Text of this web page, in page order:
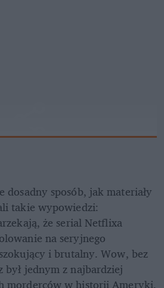
sposób, jak materiały
takie wypowiedzi:
na seryjnego
i brutalny. Wow, bez
był jednym z najbardziej